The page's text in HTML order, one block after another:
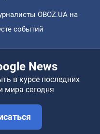
OBOZ.UA на
событий
News
в курсе последних
мира сегодня